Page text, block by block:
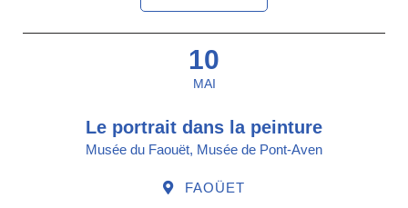
10
MAI
Le portrait dans la peinture
Musée du Faouët, Musée de Pont-Aven
FAOÜET